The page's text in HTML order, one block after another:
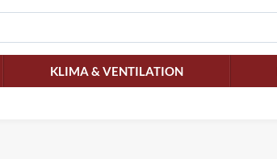
KLIMA & VENTILATION